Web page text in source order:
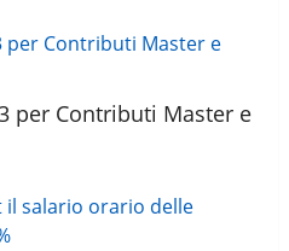
per Contributi Master e